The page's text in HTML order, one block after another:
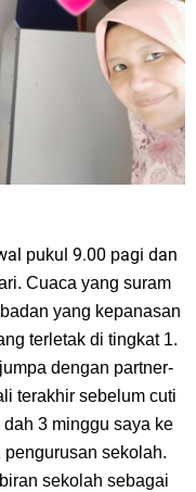
pukul 9.00 pagi dan
Cuaca yang suram
yang kepanasan
terletak di tingkat 1.
pa dengan partner-
terakhir sebelum cuti
dah 3 minggu saya ke
pengurusan sekolah.
sekolah sebagai